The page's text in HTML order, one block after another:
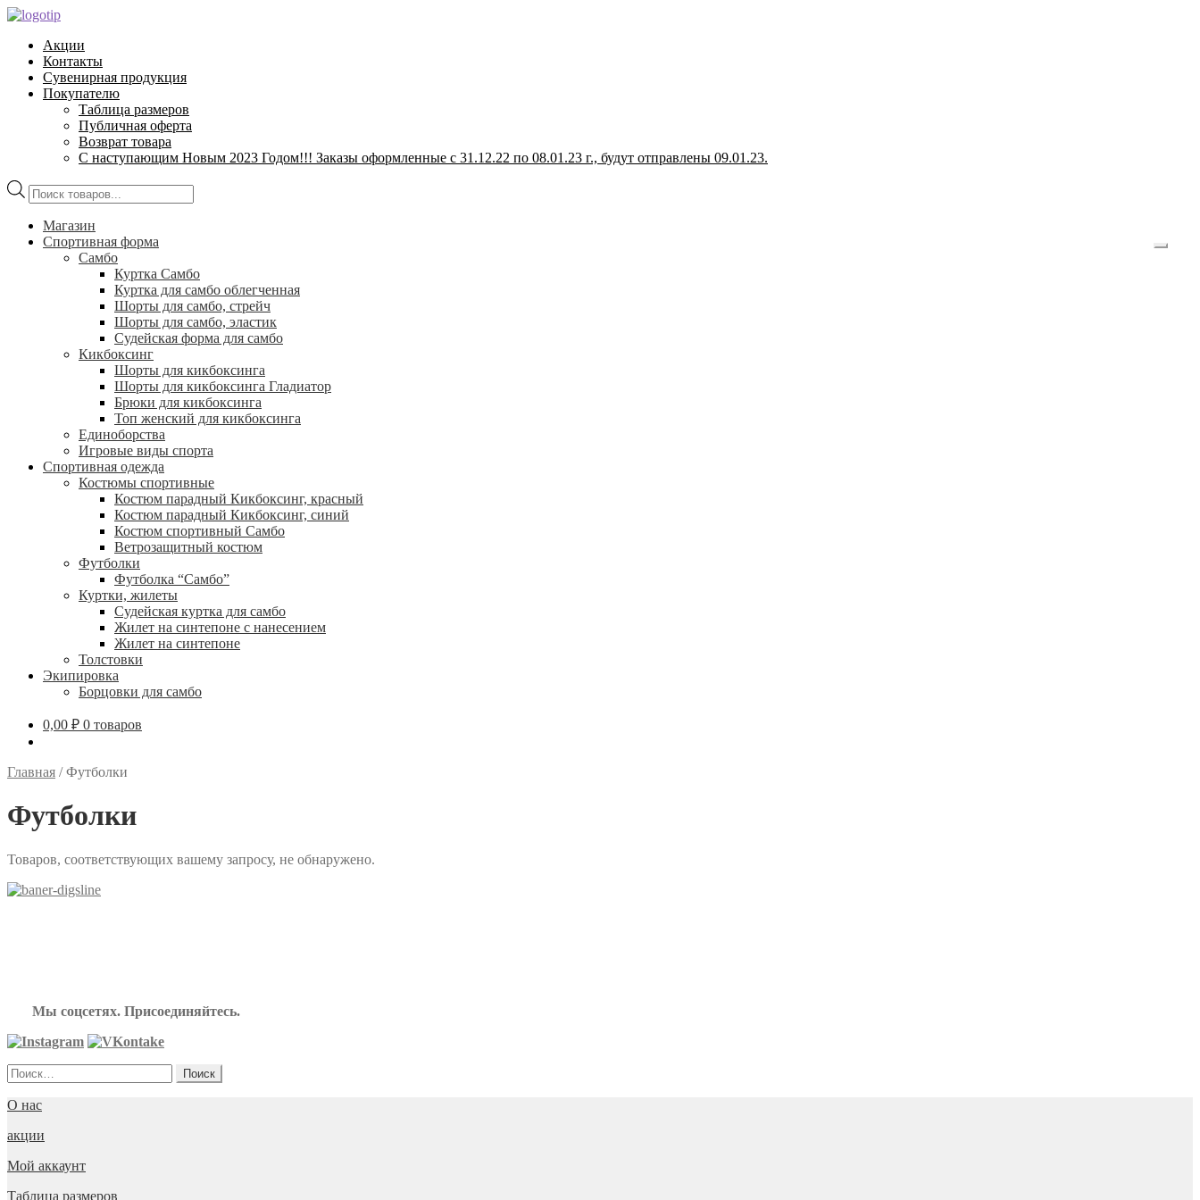
Перейти
навигации
Перейти
содержимому
Акции
Контакты
Сувенирная продукция
Покупателю
Таблица размеров
Публичная оферта
Возврат товара
С наступающим Новым 2023 Годом!!! Заказы оформленные с 31.12.22 по 08.01.23 г., будут отправлены 09.01.23.
Поиск
товаров
Магазин
Спортивная форма
Самбо
Куртка Самбо
Куртка для самбо облегченная
Шорты для самбо, стрейч
Шорты для самбо, эластик
Судейская форма для самбо
Кикбоксинг
Шорты для кикбоксинга
Шорты для кикбоксинга Гладиатор
Брюки для кикбоксинга
Топ женский для кикбоксинга
Единоборства
Игровые виды спорта
Спортивная одежда
Костюмы спортивные
Костюм парадный Кикбоксинг, красный
Костюм парадный Кикбоксинг, синий
Костюм спортивный Самбо
Ветрозащитный костюм
Футболки
Футболка “Самбо”
Куртки, жилеты
Судейская куртка для самбо
Жилет на синтепоне с нанесением
Жилет на синтепоне
Толстовки
Экипировка
Борцовки для самбо
0,00 ₽ 0 товаров
Главная /Футболки
Футболки
Товаров, соответствующих вашему запросу, не обнаружено.
Мы соцсетях. Присоединяйтесь.
Найти:
О нас
акции
Мой аккаунт
Таблица размеров